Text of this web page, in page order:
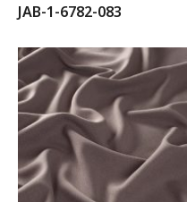
JAB-1-6782-083